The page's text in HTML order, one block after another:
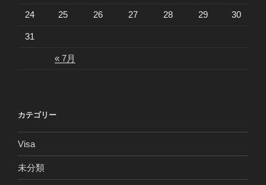
« 7月
24 25 26 27 28 29 30
31
カテゴリー
Visa
未分類